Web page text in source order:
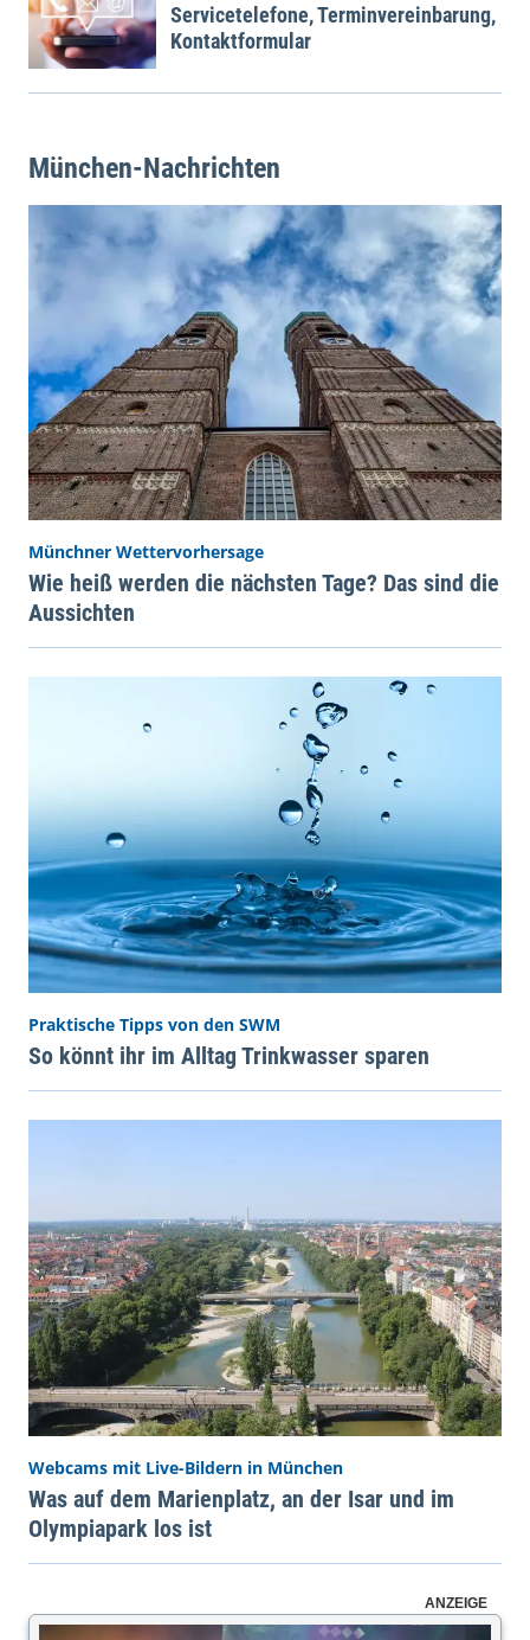
Servicetelefone, Terminvereinbarung,
Kontaktformular
München-Nachrichten
Münchner Wettervorhersage
Wie heiß werden die nächsten Tage? Das sind die
Aussichten
Praktische Tipps von den SWM
So könnt ihr im Alltag Trinkwasser sparen
Webcams mit Live-Bildern in München
Was auf dem Marienplatz, an der Isar und im
Olympiapark los ist
ANZEIGE